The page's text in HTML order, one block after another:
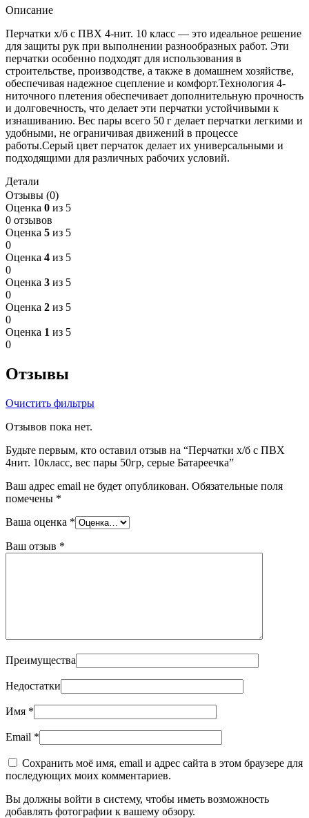
Описание
Перчатки х/б с ПВХ 4-нит. 10 класс — это идеальное решение
для защиты рук при выполнении разнообразных работ. Эти
перчатки особенно подходят для использования в
строительстве, производстве, а также в домашнем хозяйстве,
обеспечивая надежное сцепление и комфорт.Технология 4-
ниточного плетения обеспечивает дополнительную прочность
и долговечность, что делает эти перчатки устойчивыми к
изнашиванию. Вес пары всего 50 г делает перчатки легкими и
удобными, не ограничивая движений в процессе
работы.Серый цвет перчаток делает их универсальными и
подходящими для различных рабочих условий.
Детали
Отзывы (0)
Оценка 0 из 5
0 отзывов
Оценка 5 из 5
0
Оценка 4 из 5
0
Оценка 3 из 5
0
Оценка 2 из 5
0
Оценка 1 из 5
0
Отзывы
Очистить фильтры
Отзывов пока нет.
Будьте первым, кто оставил отзыв на “Перчатки х/б с ПВХ
4нит. 10класс, вес пары 50гр, серые Батареечка”
Ваш адрес email не будет опубликован. Обязательные поля
помечены *
Ваша оценка *
Ваш отзыв *
Преимущества
Недостатки
Имя *
Email *
Сохранить моё имя, email и адрес сайта в этом браузере для
последующих моих комментариев.
Вы должны войти в систему, чтобы иметь возможность
добавлять фотографии к вашему обзору.